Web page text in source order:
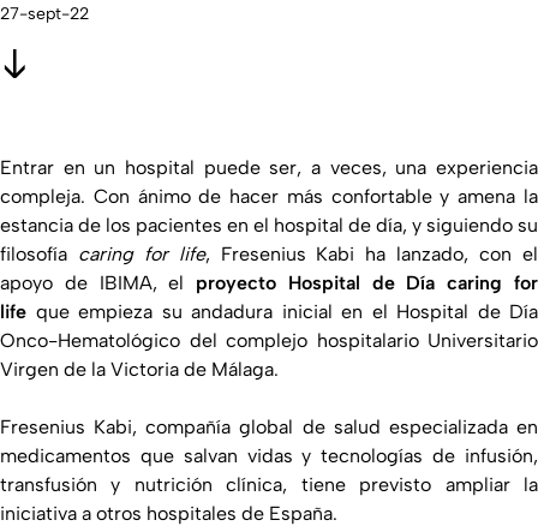
27-sept-22
Entrar en un hospital puede ser, a veces, una experiencia
compleja. Con ánimo de hacer más confortable y amena la
estancia de los pacientes en el hospital de día, y siguiendo su
filosofía caring for life, Fresenius Kabi ha lanzado, con el
apoyo de IBIMA, el proyecto Hospital de Día caring for
life que empieza su andadura inicial en el Hospital de Día
Onco-Hematológico del complejo hospitalario Universitario
Virgen de la Victoria de Málaga.
Fresenius Kabi, compañía global de salud especializada en
medicamentos que salvan vidas y tecnologías de infusión,
transfusión y nutrición clínica, tiene previsto ampliar la
iniciativa a otros hospitales de España.